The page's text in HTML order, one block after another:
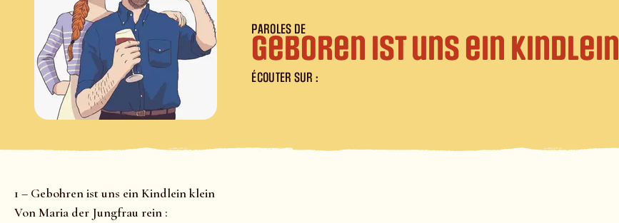
PAROLES DE
Geboren ist uns ein Kindlein
ÉCOUTER SUR :
1 – Gebohren ist uns ein Kindlein klein
Von Maria der Jungfrau rein :